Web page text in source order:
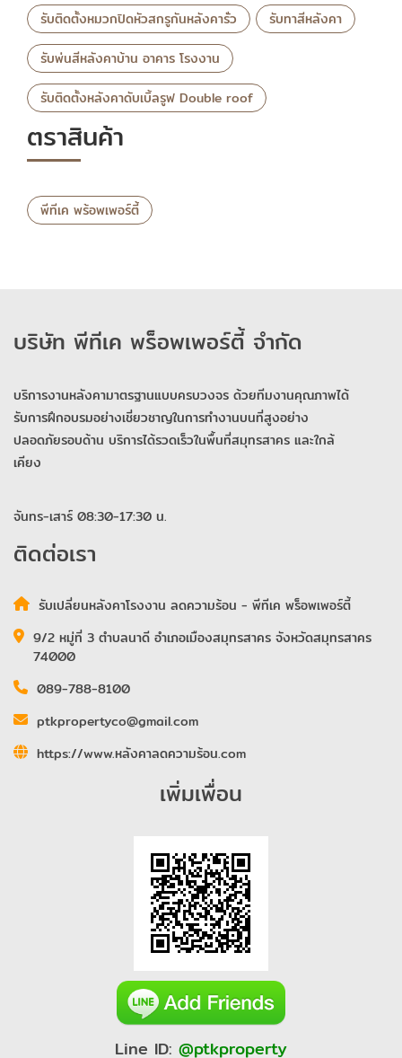
รับติดตั้งหมวกปิดหัวสกรูกันหลังคารั่ว
รับทาสีหลังคา
รับพ่นสีหลังคาบ้าน อาคาร โรงงาน
รับติดตั้งหลังคาดับเบิ้ลรูฟ Double roof
ตราสินค้า
พีทีเค พร้อพเพอร์ตี้
บริษัท พีทีเค พร็อพเพอร์ตี้ จำกัด
บริการงานหลังคามาตรฐานแบบครบวงจร ด้วยทีมงานคุณภาพได้
รับการฝึกอบรมอย่างเชี่ยวชาญในการทำงานบนที่สูงอย่าง
ปลอดภัยรอบด้าน บริการได้รวดเร็วในพื้นที่สมุทรสาคร และใกล้
เคียง
จันทร-เสาร์ 08:30-17:30 น.
ติดต่อเรา
รับเปลี่ยนหลังคาโรงงาน ลดความร้อน - พีทีเค พร็อพเพอร์ตี้
9/2 หมู่ที่ 3 ตำบลนาดี อำเภอเมืองสมุทรสาคร จังหวัดสมุทรสาคร
74000
089-788-8100
ptkpropertyco@gmail.com
https://www.หลังคาลดความร้อน.com
เพิ่มเพื่อน
Line ID: @ptkproperty